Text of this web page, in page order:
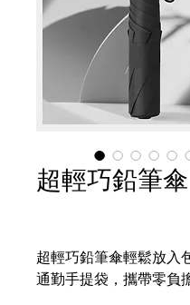
超輕巧鉛筆傘
超輕巧鉛筆傘輕鬆放入
通勤手提袋，攜帶零負